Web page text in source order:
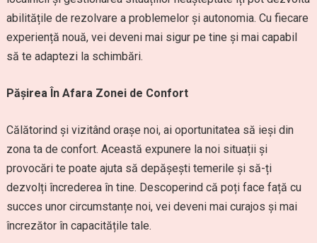
abilitățile de rezolvare a problemelor și autonomia. Cu fiecare
experiență nouă, vei deveni mai sigur pe tine și mai capabil
să te adaptezi la schimbări.
Pășirea În Afara Zonei de Confort
Călătorind și vizitând orașe noi, ai oportunitatea să ieși din
zona ta de confort. Această expunere la noi situații și
provocări te poate ajuta să depășești temerile și să-ți
dezvolți încrederea în tine. Descoperind că poți face față cu
succes unor circumstanțe noi, vei deveni mai curajos și mai
încrezător în capacitățile tale.